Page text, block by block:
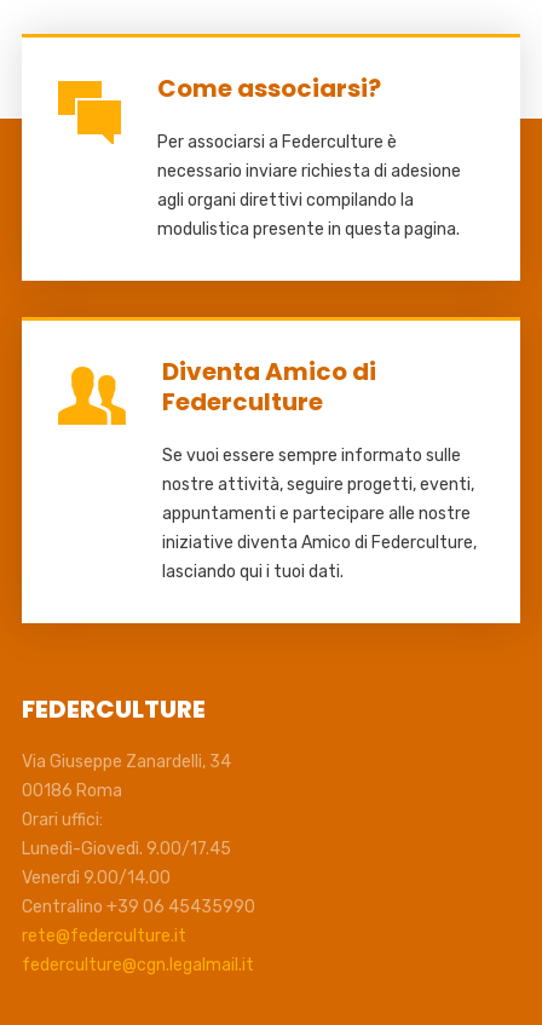
Come associarsi?
Per associarsi a Federculture è
necessario inviare richiesta di adesione
agli organi direttivi compilando la
modulistica presente in questa pagina.
Diventa Amico di
Federculture
Se vuoi essere sempre informato sulle
nostre attività, seguire progetti, eventi,
appuntamenti e partecipare alle nostre
iniziative diventa Amico di Federculture,
lasciando qui i tuoi dati.
FEDERCULTURE
Via Giuseppe Zanardelli, 34
00186 Roma
Orari uffici:
Lunedì-Giovedì. 9.00/17.45
Venerdì 9.00/14.00
Centralino +39 06 45435990
rete@federculture.it
federculture@cgn.legalmail.it